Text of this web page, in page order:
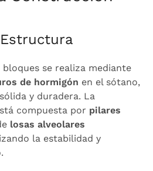
se realiza mediante
de hormigón en el sótano,
y duradera. La
compuesta por pilares
losas alveolares
la estabilidad y